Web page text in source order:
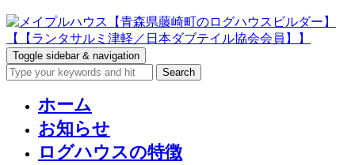
Toggle sidebar & navigation
ホーム
お知らせ
ログハウスの特徴